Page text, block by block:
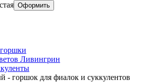
Оформить
Ливингрин
- горшок для фиалок и суккулентов